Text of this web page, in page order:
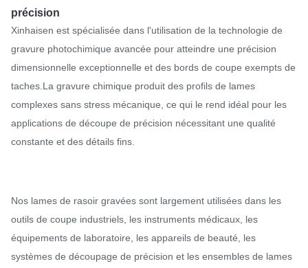
précision
Xinhaisen est spécialisée dans l'utilisation de la technologie de
gravure photochimique avancée pour atteindre une précision
dimensionnelle exceptionnelle et des bords de coupe exempts de
taches.La gravure chimique produit des profils de lames
complexes sans stress mécanique, ce qui le rend idéal pour les
applications de découpe de précision nécessitant une qualité
constante et des détails fins.
Nos lames de rasoir gravées sont largement utilisées dans les
outils de coupe industriels, les instruments médicaux, les
équipements de laboratoire, les appareils de beauté, les
systèmes de découpage de précision et les ensembles de lames